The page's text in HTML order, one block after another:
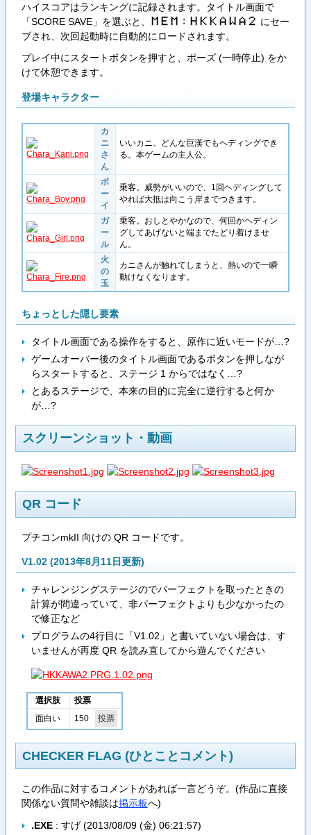
ハイスコアはランキングに記録されます。タイトル画面で
「SCORE SAVE」を選ぶと、
Ｍ​Ｅ​Ｍ​：​Ｈ​Ｋ​Ｋ​Ａ​Ｗ​Ａ​２ にセー
ブされ、次回起動時に自動的にロードされます。
プレイ中にスタートボタンを押すと、ポーズ (一時停止) をか
けて休憩できます。
登場キャラクター
カ
ニ
さ
ん
いいカニ。どんな巨漢でもヘディングでき
る。本ゲームの主人公。
ボ
ー
イ
乗客。威勢がいいので、1回ヘディングして
やれば大抵は向こう岸までつきます。
ガ
ー
ル
乗客。おしとやかなので、何回かヘディン
グしてあげないと端までたどり着けませ
ん。
火
の
玉
カニさんが触れてしまうと、熱いので一瞬
動けなくなります。
ちょっとした隠し要素
タイトル画面である操作をすると、原作に近いモードが…?
ゲームオーバー後のタイトル画面であるボタンを押しなが
らスタートすると、ステージ 1 からではなく…?
とあるステージで、本来の目的に完全に逆行すると何か
が…?
スクリーンショット・動画
QR コード
プチコンmkII 向けの QR コードです。
V1.02 (2013年8月11日更新)
チャレンジングステージのでパーフェクトを取ったときの
計算が間違っていて、非パーフェクトよりも少なかったの
で修正など
プログラムの4行目に「V1.02」と書いていない場合は、す
いませんが再度 QR を読み直してから遊んでください
選択肢 投票
面白い 150
CHECKER FLAG (ひとことコメント)
この作品に対するコメントがあれば一言どうぞ。(作品に直接
関係ない質問や雑談は掲示板へ)
.EXE: すげ (2013/08/09 (金) 06:21:57)